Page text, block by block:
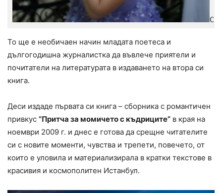
То ще е необичаен начин младата поетеса и
дългогодишна журналистка да въвлече приятели и
почитатели на литературата в издаването на втора си
книга.
Деси издаде първата си книга – сборника с романтичен
привкус “Притча за момичето с къдриците” в края на
ноември 2009 г. и днес е готова да срещне читателите
си с новите моменти, чувства и трепети, повечето, от
които е уловила и материализирала в кратки текстове в
красивия и космополитен Истанбул.